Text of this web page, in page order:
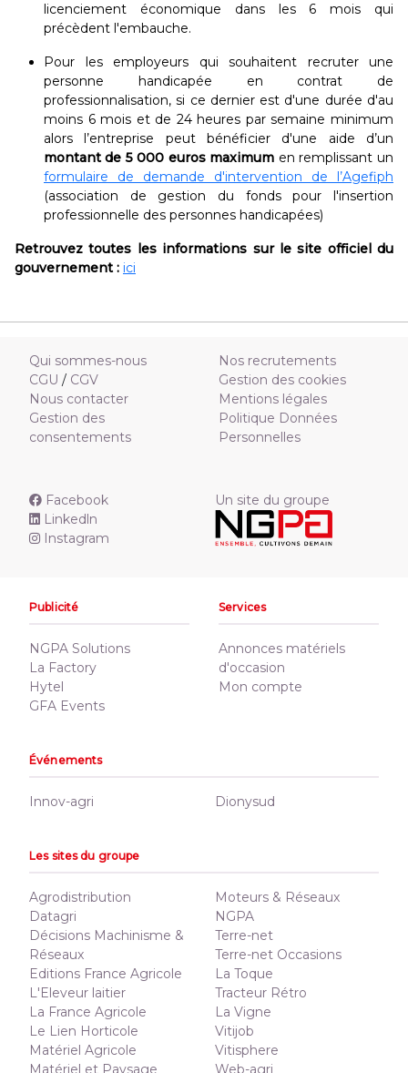
licenciement économique dans les 6 mois qui
précèdent l'embauche.
Pour les employeurs qui souhaitent recruter une
personne handicapée en contrat de
professionnalisation, si ce dernier est d'une durée d'au
moins 6 mois et de 24 heures par semaine minimum
alors l’entreprise peut bénéficier d'une aide d’un
montant de 5 000 euros maximum en remplissant un
formulaire de demande d'intervention de l’Agefiph
(association de gestion du fonds pour l'insertion
professionnelle des personnes handicapées)
Retrouvez toutes les informations sur le site officiel du
gouvernement : ici
Qui sommes-nous
CGU / CGV
Nous contacter
Gestion des
consentements
Nos recrutements
Gestion des cookies
Mentions légales
Politique Données
Personnelles
Facebook
Linkedln
Instagram
Un site du groupe
Publicité
NGPA Solutions
La Factory
Hytel
GFA Events
Services
Annonces matériels
d'occasion
Mon compte
Événements
Innov-agri Dionysud
Les sites du groupe
Agrodistribution
Datagri
Décisions Machinisme &
Réseaux
Editions France Agricole
L'Eleveur laitier
La France Agricole
Le Lien Horticole
Matériel Agricole
Matériel et Paysage
Moteurs & Réseaux
NGPA
Terre-net
Terre-net Occasions
La Toque
Tracteur Rétro
La Vigne
Vitijob
Vitisphere
Web-agri